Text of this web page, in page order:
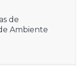
de
Ambiente